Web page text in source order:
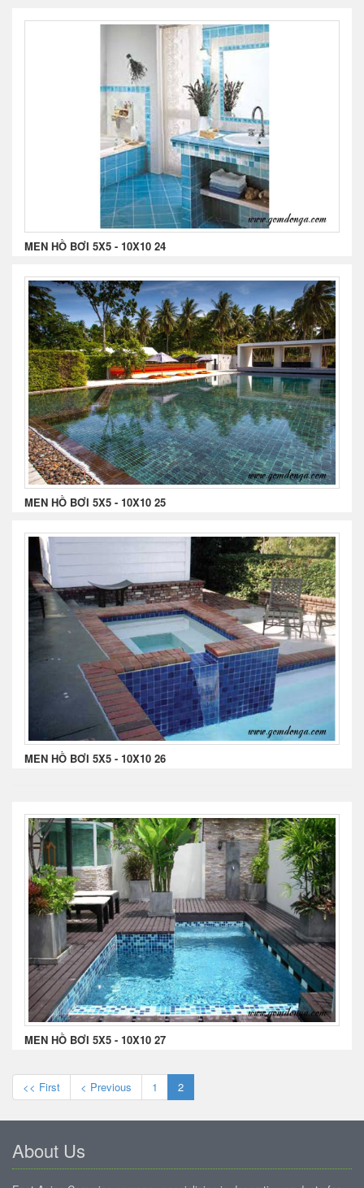
MEN HỒ BƠI 5X5 - 10X10 24
MEN HỒ BƠI 5X5 - 10X10 25
MEN HỒ BƠI 5X5 - 10X10 26
MEN HỒ BƠI 5X5 - 10X10 27
<< First < Previous 1 2
About Us